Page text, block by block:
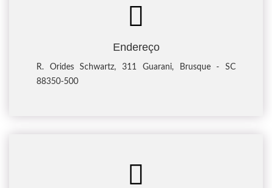
Endereço
R. Orides Schwartz, 311 Guarani, Brusque - SC
88350-500